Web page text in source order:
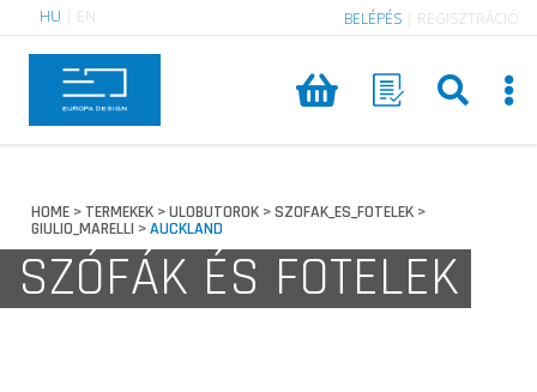
HU EN BELÉPÉS REGISZTRÁCIÓ
HOME > TERMEKEK >ULOBUTOROK >SZOFAK_ES_FOTELEK >
GIULIO_MARELLI >AUCKLAND
SZÓFÁK ÉS FOTELEK